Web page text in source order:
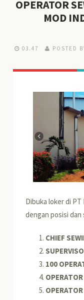
OPERATOR
MOD
03.47 POSTED
Dibuka loker di PT
dengan posisi
CHIEF
100